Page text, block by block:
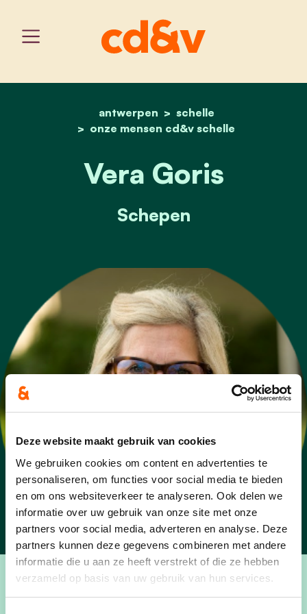
Deze website maakt gebruik van cookies
We gebruiken cookies om content en advertenties te
personaliseren, om functies voor social media te bieden
en om ons websiteverkeer te analyseren. Ook delen we
informatie over uw gebruik van onze site met onze
partners voor social media, adverteren en analyse. Deze
partners kunnen deze gegevens combineren met andere
informatie die u aan ze heeft verstrekt of die ze hebben
verzameld op basis van uw gebruik van hun services.
home
antwerpen
schelle
onze mensen cd&v schelle
vera goris
Vera Goris
Schepen